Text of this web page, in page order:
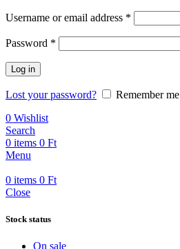
Username or email address *
Password *
Log in
Lost your password?
Remember me
0 Wishlist
Search
0 items 0 Ft
Menu
0 items 0 Ft
Close
Stock status
On sale